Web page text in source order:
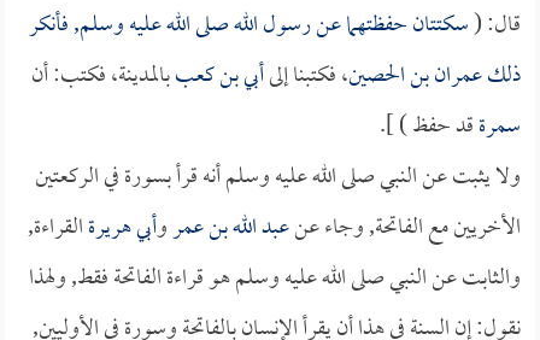
قال: (سكتتان حفظتهما عن رسول الله صلى الله عليه وسلم, فأنكر
ذلكعمران بن الحصين، فكتبنا إلىأبي بن كعببالمدينة، فكتب: أن
سمرةقد حفظ ) ].
ولا يثبت عن النبي صلى الله عليه وسلم أنه قرأ بسورة في الركعتين
الأخريين مع الفاتحة, وجاء عنعبد الله بن عمروأبي هريرةالقراءة,
والثابت عن النبي صلى الله عليه وسلم هو قراءة الفاتحة فقط, ولهذا
نقول: إن السنة في هذا أن يقرأ الإنسان بالفاتحة وسورة في الأوليين,